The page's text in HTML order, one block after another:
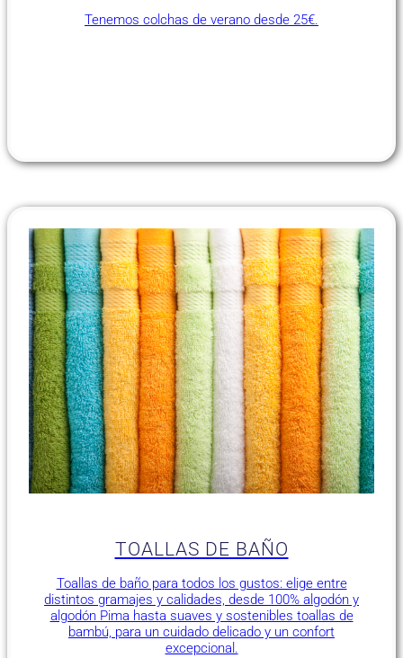
Tenemos colchas de verano desde 25€.
TOALLAS DE BAÑO
Toallas de baño para todos los gustos: elige entre
distintos gramajes y calidades, desde 100% algodón y
algodón Pima hasta suaves y sostenibles toallas de
bambú, para un cuidado delicado y un confort
excepcional.